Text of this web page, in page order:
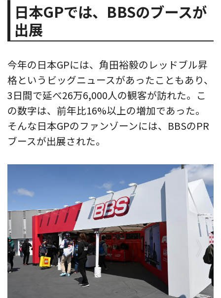
日本GPでは、BBSのブースが
出展
今年の日本GPには、角田裕毅のレッドブル昇
格というビッグニュースがあったこともあり、
3日間で延べ26万6,000人の観客が訪れた。こ
の数字は、前年比16%以上の増加であった。
そんな日本GPのファンゾーンには、BBSのPR
ブースが出展された。